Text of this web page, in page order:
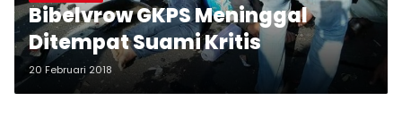
Bibelvrow GKPS Meninggal
Ditempat Suami Kritis
20 Februari 2018